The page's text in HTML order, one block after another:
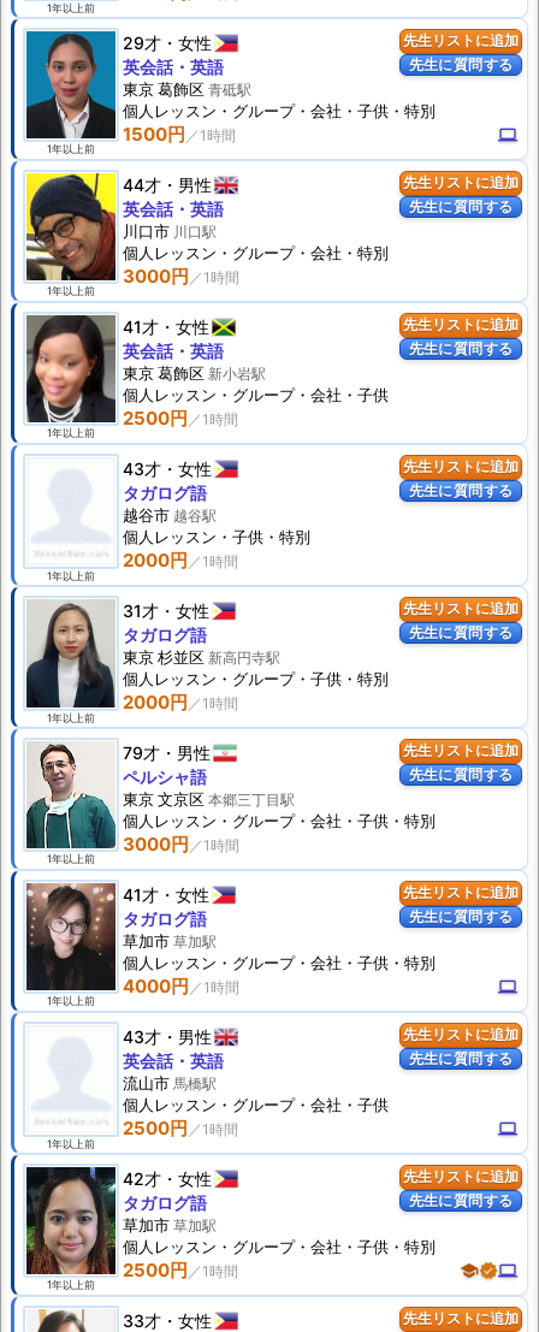
1年以上前
先生リストに追加
先生に質問する
1年以上前
29才 女性
1500円 computer
英会話・英語
東京 葛飾区 青砥駅
個人 レッスン ・グループ・会社・子供・特別
先生リストに追加
先生に質問する
1年以上前
44才 男性
3000円
英会話・英語
川口市 川口駅
個人 レッスン ・グループ・会社・特別
先生リストに追加
先生に質問する
1年以上前
41才 女性
2500円
英会話・英語
東京 葛飾区 新小岩駅
個人 レッスン ・グループ・会社・子供
先生リストに追加
先生に質問する
1年以上前
43才 女性
2000円
タガログ語
越谷市 越谷駅
個人 レッスン ・子供・特別
先生リストに追加
先生に質問する
1年以上前
31才 女性
2000円
タガログ語
東京 杉並区 新高円寺駅
個人 レッスン ・グループ・子供・特別
先生リストに追加
先生に質問する
1年以上前
79才 男性
3000円
ペルシャ語
東京 文京区 本郷三丁目駅
個人 レッスン ・グループ・会社・子供・特別
先生リストに追加
先生に質問する
1年以上前
41才 女性
4000円 computer
タガログ語
草加市 草加駅
個人 レッスン ・グループ・会社・子供・特別
先生リストに追加
先生に質問する
1年以上前
43才 男性
2500円 computer
英会話・英語
流山市 馬橋駅
個人 レッスン ・グループ・会社・子供
先生リストに追加
先生に質問する
1年以上前
42才 女性
2500円 schoolverifiedcomputer
タガログ語
草加市 草加駅
個人 レッスン ・グループ・会社・子供・特別
先生リストに追加
33才 女性